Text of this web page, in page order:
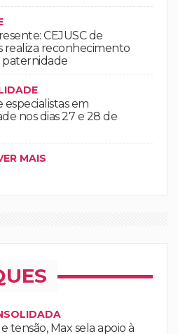
CEJUSC de
realiza reconhecimento
em
nos dias 27 e 28 de
MAIS
tensão, Max sela apoio à